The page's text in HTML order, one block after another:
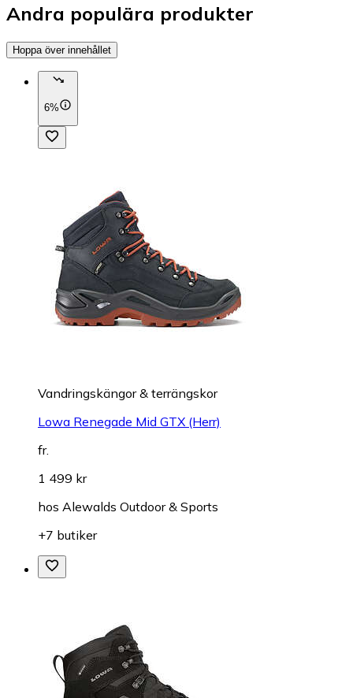
Andra populära produkter
Hoppa över innehållet
6%
Vandringskängor & terrängskor
Lowa Renegade Mid GTX (Herr)
fr.
1 499 kr
hos Alewalds Outdoor & Sports
+7 butiker